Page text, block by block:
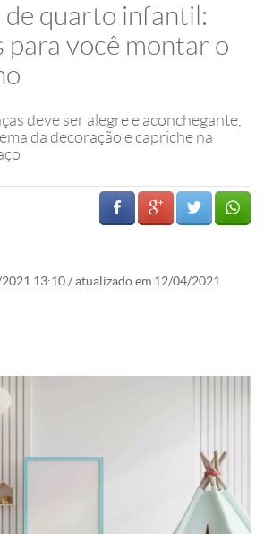
de quarto infantil:
para você montar o
deve ser alegre e aconchegante,
da decoração e capriche na
13:10 / atualizado em 12/04/2021